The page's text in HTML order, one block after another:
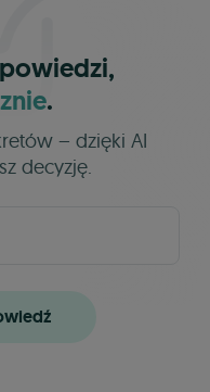
.
– dzięki AI
decyzję.